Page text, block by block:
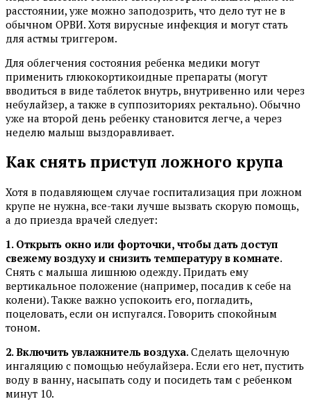
расстоянии, уже можно заподозрить, что дело тут не в
обычном ОРВИ. Хотя вирусные инфекция и могут стать
для астмы триггером.
Для облегчения состояния ребенка медики могут
применить глюкокортикоидные препараты (могут
вводиться в виде таблеток внутрь, внутривенно или через
небулайзер, а также в суппозиториях ректально). Обычно
уже на второй день ребенку становится легче, а через
неделю малыш выздоравливает.
Как снять приступ ложного крупа
Хотя в подавляющем случае госпитализация при ложном
крупе не нужна, все-таки лучше вызвать скорую помощь,
а до приезда врачей следует:
1. Открыть окно или форточки, чтобы дать доступ
свежему воздуху и снизить температуру в комнате.
Снять с малыша лишнюю одежду. Придать ему
вертикальное положение (например, посадив к себе на
колени). Также важно успокоить его, погладить,
поцеловать, если он испугался. Говорить спокойным
тоном.
2. Включить увлажнитель воздуха. Сделать щелочную
ингаляцию с помощью небулайзера. Если его нет, пустить
воду в ванну, насыпать соду и посидеть там с ребенком
минут 10.